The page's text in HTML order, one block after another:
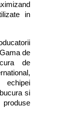
in
de
de
si